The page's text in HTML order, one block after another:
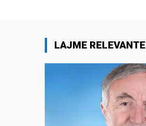
LAJME RELEVANTE